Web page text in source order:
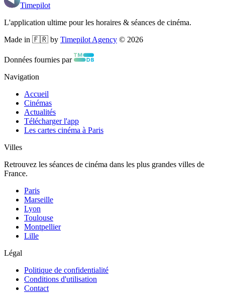
Timepilot
L'application ultime pour les horaires & séances de cinéma.
Made in 🇫🇷 by Timepilot Agency © 2026
Données fournies par
Navigation
Accueil
Cinémas
Actualités
Télécharger l'app
Les cartes cinéma à Paris
Villes
Retrouvez les séances de cinéma dans les plus grandes villes de
France.
Paris
Marseille
Lyon
Toulouse
Montpellier
Lille
Légal
Politique de confidentialité
Conditions d'utilisation
Contact